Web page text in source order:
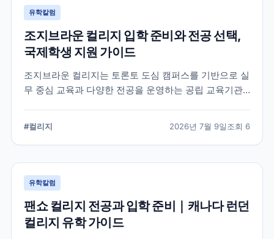
유학칼럼
조지브라운 컬리지 입학 준비와 전공 선택,
국제학생 지원 가이드
조지브라운 컬리지는 토론토 도심 캠퍼스를 기반으로 실
무 중심 교육과 다양한 전공을 운영하는 공립 교육기관
#컬리지 2026년 7월 9일조회 6
유학칼럼
팬쇼 컬리지 전공과 입학 준비｜캐나다 런던
컬리지 유학 가이드